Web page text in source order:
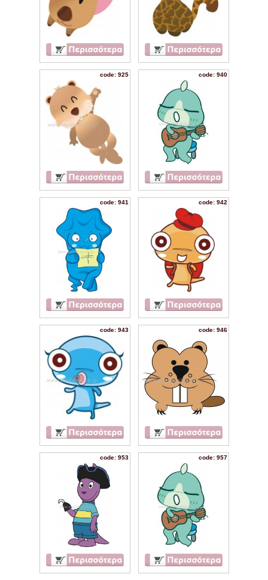
code: 925 code: 940
code: 941 code: 942
code: 943 code: 946
code: 953 code: 957